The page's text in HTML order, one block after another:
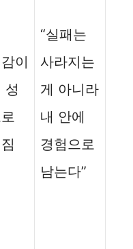
이
성
“실패는
사라지는
게 아니라
내 안에
경험으로
남는다”